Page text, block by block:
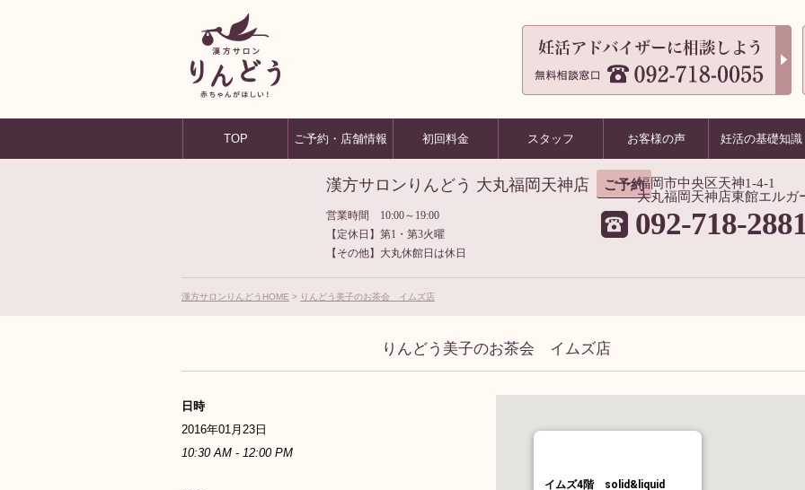
TOP ご予約・店舗情報 初回料金 スタッフ お客様の声 妊活の基礎知識
漢方サロンりんどう 大丸福岡天神店 ご予約
営業時間 10:00～19:00
【定休日】第1・第3火曜
【その他】大丸休館日は休日
福岡市中央区天神1-4-1
大丸福岡天神店東館エルガ
092-718-
漢方サロンりんどうHOME りんどう美子のお茶会 イムズ店
りんどう美子のお茶会 イムズ店
イムズ4階 solid&liquid
日時
2016年01月23日
10:30 AM - 12:00 PM